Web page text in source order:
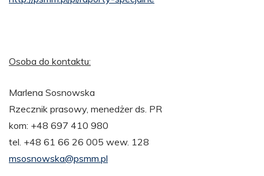
Osoba do kontaktu:
Marlena Sosnowska
Rzecznik prasowy, menedżer ds. PR
kom: +48 697 410 980
tel. +48 61 66 26 005 wew. 128
msosnowska@psmm.pl